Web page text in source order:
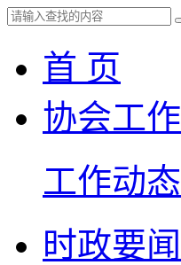
首 页
协会工作
工作动态
时政要闻